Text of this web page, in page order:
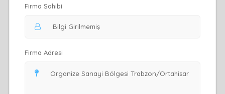
Firma Sahibi
Firma Adresi